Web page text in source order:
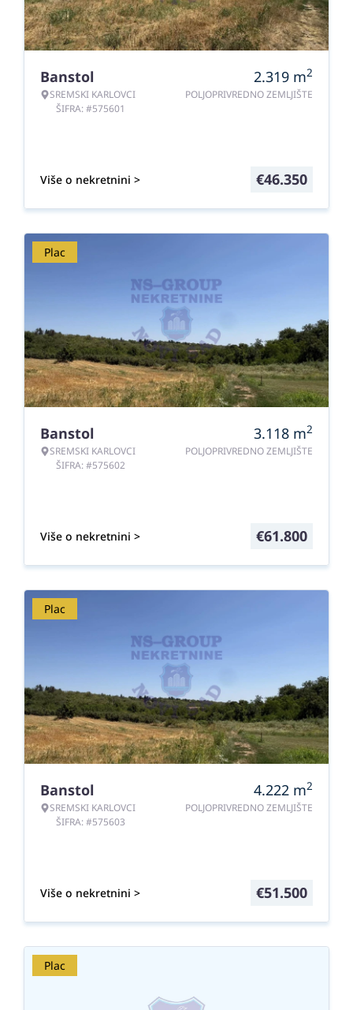
Banstol
SREMSKI KARLOVCI
ŠIFRA: #575601
2.319 m2
POLJOPRIVREDNO ZEMLJIŠTE
Više o nekretnini > €46.350
Plac
Banstol
SREMSKI KARLOVCI
ŠIFRA: #575602
3.118 m2
POLJOPRIVREDNO ZEMLJIŠTE
Više o nekretnini > €61.800
Plac
Banstol
SREMSKI KARLOVCI
ŠIFRA: #575603
4.222 m2
POLJOPRIVREDNO ZEMLJIŠTE
Više o nekretnini > €51.500
Plac